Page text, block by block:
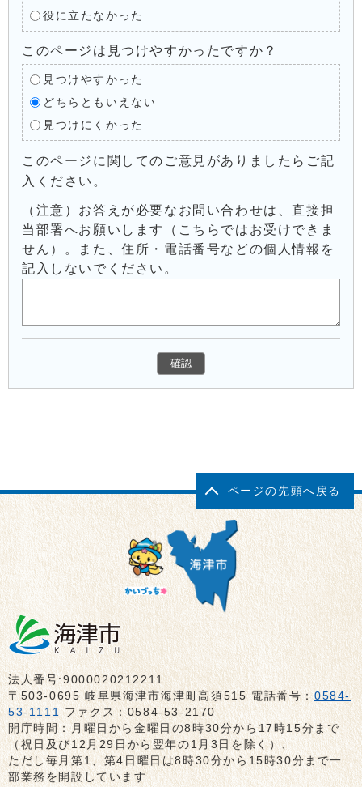
役に立たなかった
このページは見つけやすかったですか？
見つけやすかった
どちらともいえない
見つけにくかった
このページに関してのご意見がありましたらご記
入ください。
（注意）お答えが必要なお問い合わせは、直接担
当部署へお願いします（こちらではお受けできま
せん）。また、住所・電話番号などの個人情報を
記入しないでください。
ページの先頭へ戻る
法人番号:9000020212211
〒503-0695 岐阜県海津市海津町高須515 電話番号：0584-
53-1111 ファクス：0584-53-2170
開庁時間：月曜日から金曜日の8時30分から17時15分まで
（祝日及び12月29日から翌年の1月3日を除く）、
ただし毎月第1、第4日曜日は8時30分から15時30分まで一
部業務を開設しています